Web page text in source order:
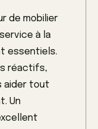
de mobilier
à la
essentiels.
réactifs,
aider tout
Un